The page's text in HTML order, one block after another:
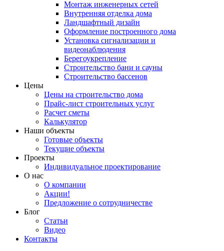
Монтаж инженерных сетей
Внутренняя отделка дома
Ландшафтный дизайн
Оформление построенного дома
Установка сигнализации и
видеонаблюдения
Берегоукрепление
Строительство бани и сауны
Строительство бассенов
Цены
Цены на строительство дома
Прайс-лист строительных услуг
Расчет сметы
Калькулятор
Наши объекты
Готовые объекты
Текущие объекты
Проекты
Индивидуальное проектирование
О нас
О компании
Акции!
Предложение о сотрудничестве
Блог
Статьи
Видео
Контакты